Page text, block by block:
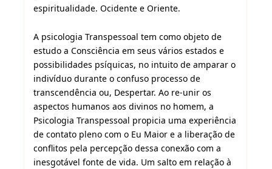
espiritualidade. Ocidente e Oriente.
A psicologia Transpessoal tem como objeto de
estudo a Consciência em seus vários estados e
possibilidades psíquicas, no intuito de amparar o
indivíduo durante o confuso processo de
transcendência ou, Despertar. Ao re-unir os
aspectos humanos aos divinos no homem, a
Psicologia Transpessoal propicia uma experiência
de contato pleno com o Eu Maior e a liberação de
conflitos pela percepção dessa conexão com a
inesgotável fonte de vida. Um salto em relação à